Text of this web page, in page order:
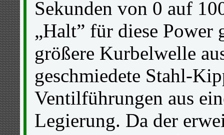
Sekunden von 0 auf
„Halt” für diese Power
größere Kurbelwelle
geschmiedete Stahl-
Ventilführungen aus
Legierung. Da der